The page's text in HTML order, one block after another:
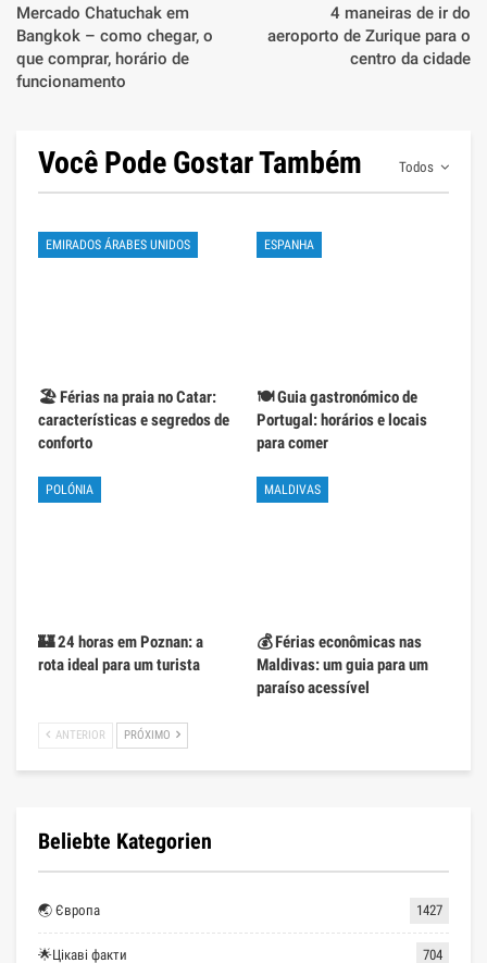
Mercado Chatuchak em
Bangkok – como chegar, o
que comprar, horário de
funcionamento
4 maneiras de ir do
aeroporto de Zurique para o
centro da cidade
Todos
Você Pode Gostar Também
EMIRADOS ÁRABES UNIDOS
🏖️ Férias na praia no Catar:
características e segredos de
conforto
ESPANHA
🍽️ Guia gastronómico de
Portugal: horários e locais
para comer
POLÓNIA
🏰 24 horas em Poznan: a
rota ideal para um turista
MALDIVAS
💰 Férias econômicas nas
Maldivas: um guia para um
paraíso acessível
ANTERIOR PRÓXIMO
Beliebte Kategorien
🌏 Європа 1427
🌟Цікаві факти 704